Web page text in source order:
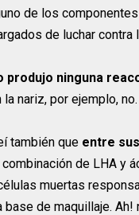
de los
de luchar
produjo ninguna
la nariz, por ejemplo, no.
también que entre
combinación de LHA y
muertas
base de maquillaje. Ah!